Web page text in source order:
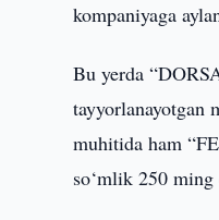
kompaniyaga
Bu yerda
tayyorlanayotgan
muhitida ham
so‘mlik 250